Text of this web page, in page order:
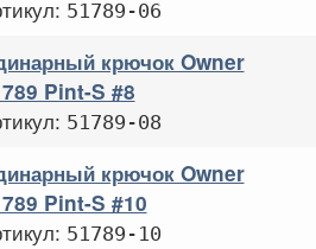
51789-06
крючок Owner
Pint-S #8
51789-08
крючок Owner
Pint-S #10
51789-10